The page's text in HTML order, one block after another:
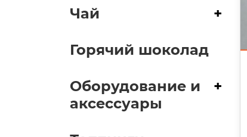
Чай +
Горячий шоколад
Оборудование и
аксессуары
+